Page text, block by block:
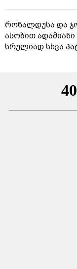
რონალდუსა და
ასობით
სრულიად სხვა